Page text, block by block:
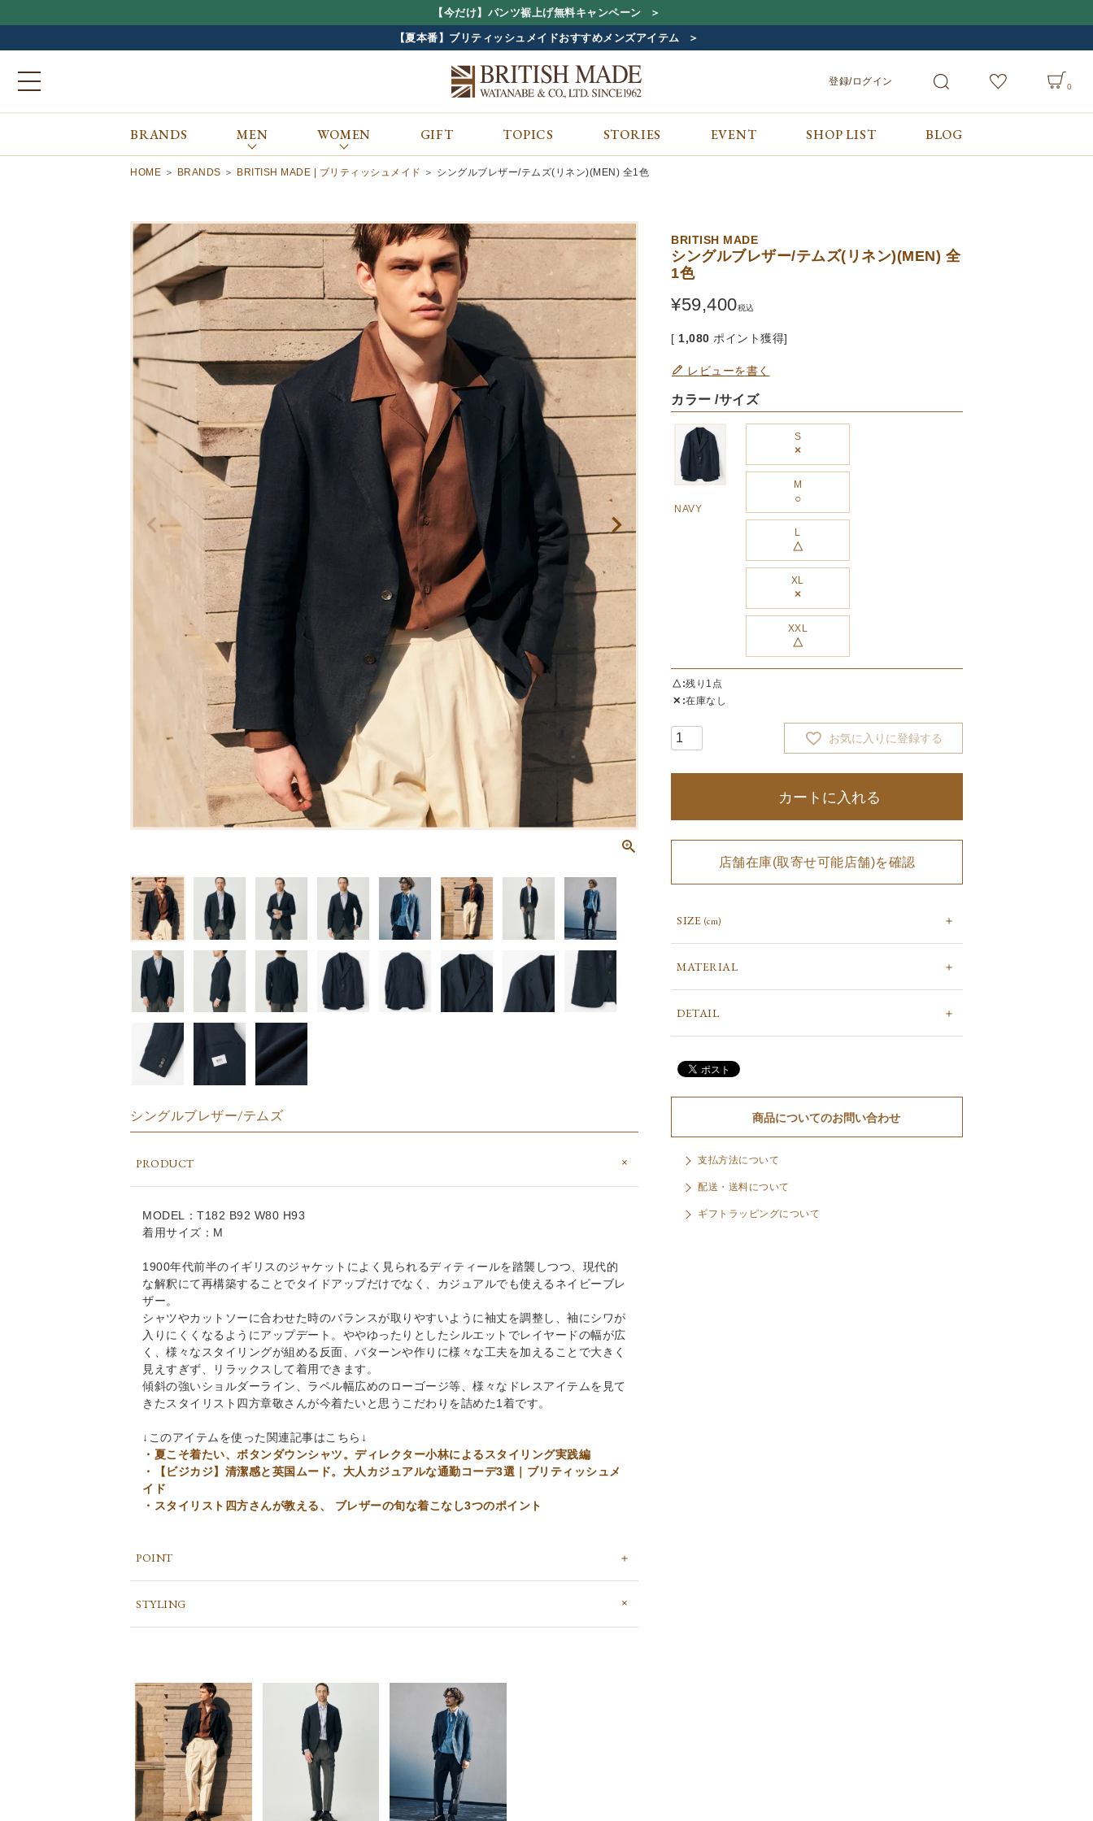
【今だけ】パンツ裾上げ無料キャンペーン
【夏本番】ブリティッシュメイドおすすめメンズアイテム
ブランドから探す
Bennett Winch
Billingham
Bowhill&Elliott
BRITISH MADE
Caledoor
Church’s
Clarks
corgi
DENTS
Drake’s
FOX UMBRELLAS
GLENROYAL
JOSEPH CHEANEY
macalastair
New Balance
PANTHERELLA
REPRODUCTION
OF FOUND
SUNSPEL
The Edinburgh
Natural Skincare
Zatchels
OUTLET
カテゴリから探す
財布
ベルト・革小物
マフラー&ストール
アウター
帽子&アクセサリー
ケア用品
その他
コンテンツをみる
EVENT
CONCEPT
SHOP LIST
会員サービス
ご利用ガイド/お問合せ
登録/ログイン
ALL MEN WOMEN 検索
0
BRANDS MEN WOMEN GIFT TOPICS STORIES EVENT SHOP LIST BLOG
HOME BRANDS BRITISH MADE | ブリティッシュメイド シングルブレザー/テムズ(リネン)(MEN) 全1色
シングルブレザー/テムズ
PRODUCT
MODEL：T182 B92 W80 H93
着用サイズ：M
1900年代前半のイギリスのジャケットによく見られるディティールを踏襲しつつ、現代的
な解釈にて再構築することでタイドアップだけでなく、カジュアルでも使えるネイビーブレ
ザー。
シャツやカットソーに合わせた時のバランスが取りやすいように袖丈を調整し、袖にシワが
入りにくくなるようにアップデート。ややゆったりとしたシルエットでレイヤードの幅が広
く、様々なスタイリングが組める反面、パターンや作りに様々な工夫を加えることで大きく
見えすぎず、リラックスして着用できます。
傾斜の強いショルダーライン、ラペル幅広めのローゴージ等、様々なドレスアイテムを見て
きたスタイリスト四方章敬さんが今着たいと思うこだわりを詰めた1着です。
↓このアイテムを使った関連記事はこちら↓
・夏こそ着たい、ボタンダウンシャツ。ディレクター小林によるスタイリング実践編
・【ビジカジ】清潔感と英国ムード。大人カジュアルな通勤コーデ3選｜ブリティッシュメ
イド
・スタイリスト四方さんが教える、 ブレザーの旬な着こなし3つのポイント
POINT
STYLING
BRITISH MADE
シングルブレザー/テムズ(リネン)(MEN) 全
1色
¥59,400税込
[ 1,080 ポイント獲得]
レビューを書く
カラー サイズ
NAVY
S
×
M
L
△
XL
×
XXL
△
△ 残り1点
✕ 在庫なし
お気に入りに登録する
カートに入れる
店舗在庫(取寄せ可能店舗)を確認
SIZE (cm)
MATERIAL
DETAIL
商品についてのお問い合わせ
支払方法について
配送・送料について
ギフトラッピングについて